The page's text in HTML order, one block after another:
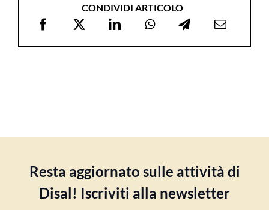
CONDIVIDI ARTICOLO
Resta aggiornato sulle attività di
Disal! Iscriviti alla newsletter